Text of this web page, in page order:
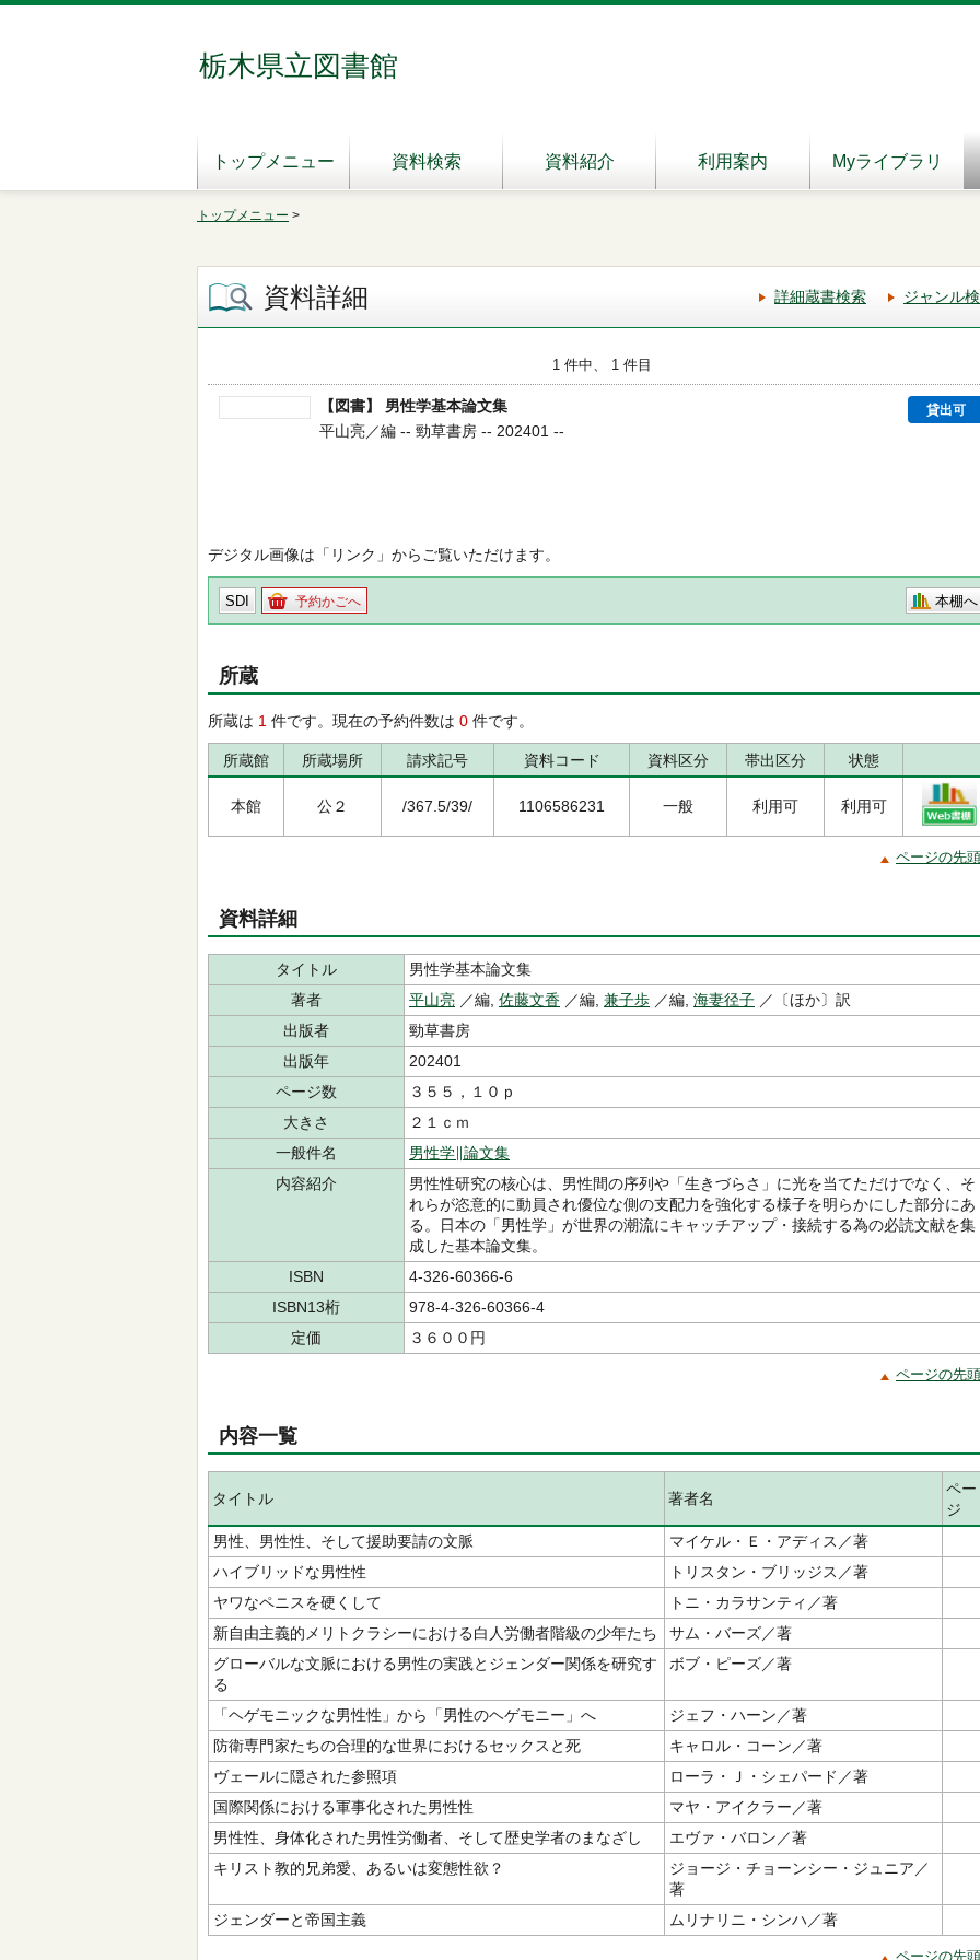
栃木県立図書館
トップメニュー 資料検索 資料紹介 利用案内 Myライブラリ
トップメニュー >
資料詳細 詳細蔵書検索 ジャンル
1 件中、 1 件目
【図書】 男性学基本論文集 貸出可
平山亮／編 -- 勁草書房 -- 202401 --
デジタル画像は「リンク」からご覧いただけます。
SDI 予約かごへ 本棚へ
所蔵
所蔵は 1 件です。現在の予約件数は 0 件です。
所蔵館 所蔵場所 請求記号 資料コード 資料区分 帯出区分 状態
本館 公２ /367.5/39/ 1106586231 一般 利用可 利用可
ページの先
資料詳細
タイトル
男性学基本論文集
著者
平山亮 ／編, 佐藤文香 ／編, 兼子歩 ／編, 海妻径子 ／〔ほか〕訳
出版者
勁草書房
出版年
202401
ページ数
３５５，１０ｐ
大きさ
２１ｃｍ
一般件名
男性学∥論文集
内容紹介
男性性研究の核心は、男性間の序列や「生きづらさ」に光を当てただけでなく、そ
れらが恣意的に動員され優位な側の支配力を強化する様子を明らかにした部分にあ
る。日本の「男性学」が世界の潮流にキャッチアップ・接続する為の必読文献を集
成した基本論文集。
ISBN
4-326-60366-6
ISBN13桁
978-4-326-60366-4
定価
３６００円
ページの先
内容一覧
タイトル 著者名
ペー
ジ
男性、男性性、そして援助要請の文脈
マイケル・Ｅ・アディス／著
ハイブリッドな男性性
トリスタン・ブリッジス／著
ヤワなペニスを硬くして
トニ・カラサンティ／著
新自由主義的メリトクラシーにおける白人労働者階級の少年たち
サム・バーズ／著
グローバルな文脈における男性の実践とジェンダー関係を研究す
る
ボブ・ピーズ／著
「ヘゲモニックな男性性」から「男性のヘゲモニー」へ
ジェフ・ハーン／著
防衛専門家たちの合理的な世界におけるセックスと死
キャロル・コーン／著
ヴェールに隠された参照項
ローラ・Ｊ・シェパード／著
国際関係における軍事化された男性性
マヤ・アイクラー／著
男性性、身体化された男性労働者、そして歴史学者のまなざし
エヴァ・バロン／著
キリスト教的兄弟愛、あるいは変態性欲？
ジョージ・チョーンシー・ジュニア／
著
ジェンダーと帝国主義
ムリナリニ・シンハ／著
ページの先